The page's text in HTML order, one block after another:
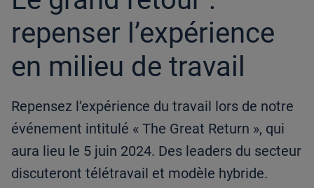
repenser l’expérience
en milieu de travail
Repensez l’expérience du travail lors de notre
événement intitulé « The Great Return », qui
aura lieu le 5 juin 2024. Des leaders du secteur
discuteront télétravail et modèle hybride.